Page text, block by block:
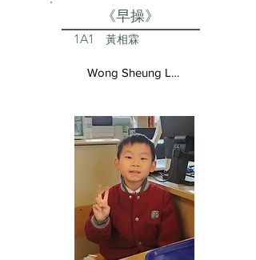
《早操》
1A1 黃相霖
Wong Sheung Lam